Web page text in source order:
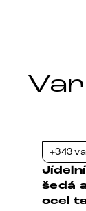
+343
šedá
ocel